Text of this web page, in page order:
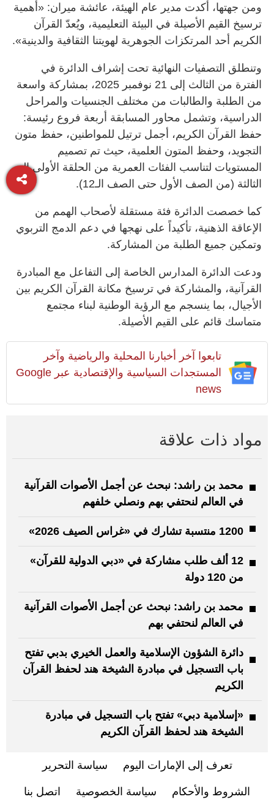
ومن جهتها، أكدت مدير عام الهيئة، عائشة ميران: «أهمية
ترسيخ القيم الأصيلة في البيئة التعليمية، ويُعدّ القرآن
الكريم أحد المرتكزات الجوهرية لهويتنا الثقافية والدينية».
وتنطلق التصفيات النهائية تحت إشراف الدائرة في
الفترة من الثالث إلى 21 نوفمبر 2025، بمشاركة واسعة
من الطلبة والطالبات من مختلف الجنسيات والمراحل
الدراسية، وتشمل محاور المسابقة أربعة فروع رئيسة:
حفظ القرآن الكريم، أجمل ترتيل للمواطنين، حفظ متون
التجويد، وحفظ المتون العلمية، حيث تم تصميم
المستويات لتناسب الفئات العمرية من الحلقة الأولى إلى
الثالثة (من الصف الأول حتى الصف الـ12).
كما خصصت الدائرة فئة مستقلة لأصحاب الهمم من
الإعاقة الذهنية، تأكيداً على نهجها في دعم الدمج التربوي
وتمكين جميع الطلبة من المشاركة.
ودعت الدائرة المدارس الخاصة إلى التفاعل مع المبادرة
القرآنية، والمشاركة في ترسيخ مكانة القرآن الكريم بين
الأجيال، بما ينسجم مع الرؤية الوطنية لبناء مجتمع
متماسك قائم على القيم الأصيلة.
تابعوا آخر أخبارنا المحلية والرياضية وآخر
المستجدات السياسية والإقتصادية عبر Google
news
مواد ذات علاقة
محمد بن راشد: نبحث عن أجمل الأصوات القرآنية
في العالم لنحتفي بهم ونصلي خلفهم
1200 منتسبة تشارك في «غراس الصيف 2026»
12 ألف طلب مشاركة في «دبي الدولية للقرآن»
من 120 دولة
محمد بن راشد: نبحث عن أجمل الأصوات القرآنية
في العالم لنحتفي بهم
دائرة الشؤون الإسلامية والعمل الخيري بدبي تفتح
باب التسجيل في مبادرة الشيخة هند لحفظ القرآن
الكريم
«إسلامية دبي» تفتح باب التسجيل في مبادرة
الشيخة هند لحفظ القرآن الكريم
تعرف إلى الإمارات اليوم سياسة التحرير
الشروط والأحكام سياسة الخصوصية اتصل بنا